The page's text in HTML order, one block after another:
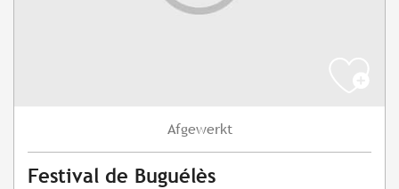
Afgewerkt
Festival de Buguélès